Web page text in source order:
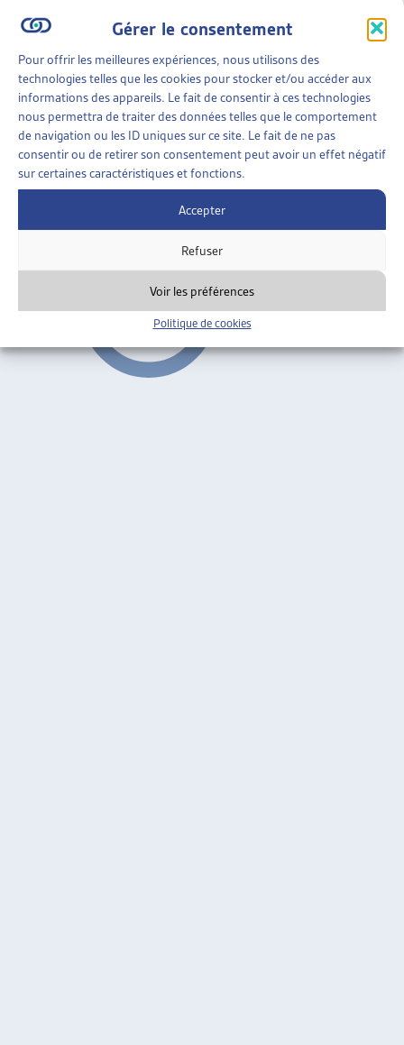
Gérer le consentement
Pour offrir les meilleures expériences, nous utilisons des
technologies telles que les cookies pour stocker et/ou accéder aux
informations des appareils. Le fait de consentir à ces technologies
nous permettra de traiter des données telles que le comportement
de navigation ou les ID uniques sur ce site. Le fait de ne pas
consentir ou de retirer son consentement peut avoir un effet négatif
sur certaines caractéristiques et fonctions.
Accepter
Refuser
Voir les préférences
Politique de cookies
Vaud
AIDE SOCIALE»RAPPORTS SOCIAUX CANTONAUX
VAUD
STRATÉGIE CANTONALE DE LUTTE CONTRE LA
PAUVRETÉ
Canton de Vaud, conférence de presse, avril 2010